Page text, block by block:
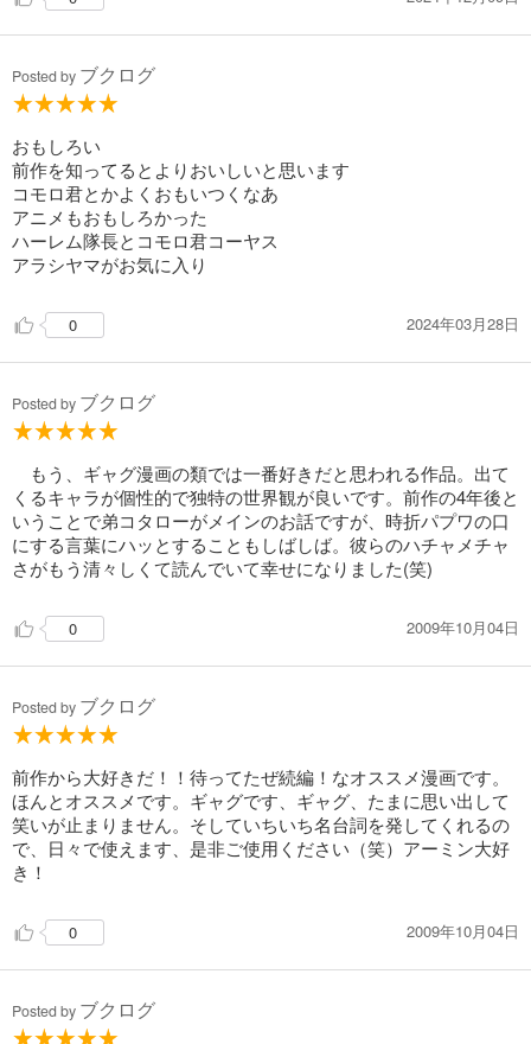
Posted by ブクログ
おもしろい
前作を知ってるとよりおいしいと思います
コモロ君とかよくおもいつくなあ
アニメもおもしろかった
ハーレム隊長とコモロ君コーヤス
アラシヤマがお気に入り
0 2024年03月28日
Posted by ブクログ
もう、ギャグ漫画の類では一番好きだと思われる作品。出て
くるキャラが個性的で独特の世界観が良いです。前作の4年後と
いうことで弟コタローがメインのお話ですが、時折パプワの口
にする言葉にハッとすることもしばしば。彼らのハチャメチャ
さがもう清々しくて読んでいて幸せになりました(笑)
0 2009年10月04日
Posted by ブクログ
前作から大好きだ！！待ってたぜ続編！なオススメ漫画です。
ほんとオススメです。ギャグです、ギャグ、たまに思い出して
笑いが止まりません。そしていちいち名台詞を発してくれるの
で、日々で使えます、是非ご使用ください（笑）アーミン大好
き！
0 2009年10月04日
Posted by ブクログ